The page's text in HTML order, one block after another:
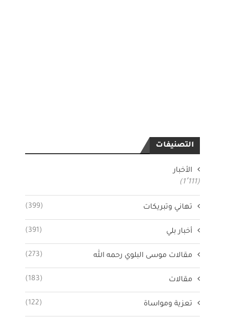
التصنيفات
الأخبار
(1٬111)
تهاني وتبريكات (399)
أخبار بلي (391)
مقالات موسى البلوي رحمه الله (273)
مقالات (183)
تعزية ومواساة (122)